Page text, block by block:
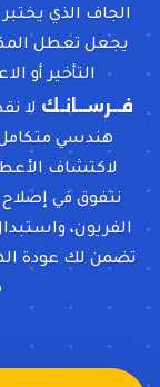
الجاف الذي
يجعل تعطل
التأخير أو
فــرســانـك لا
هندسي
لاكتشاف
نتفوق في
الفريون،
تضمن لك عودة